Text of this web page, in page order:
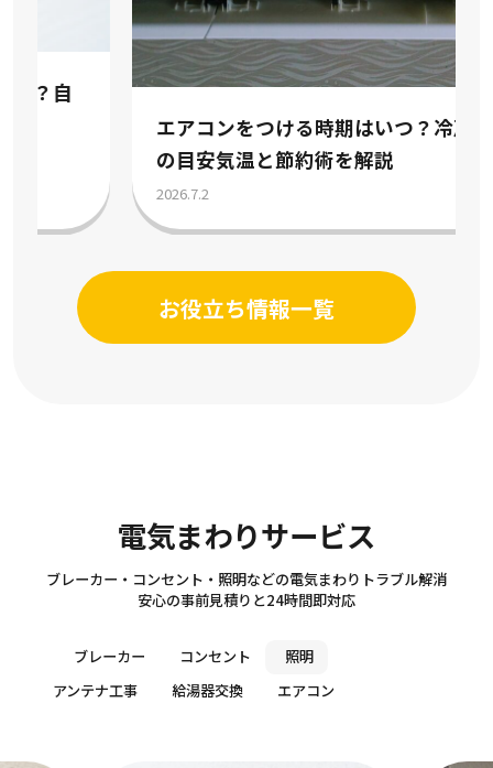
エアコンをつける時期はいつ？冷房暖房
の目安気温と節約術を解説
2026.7.2
お役立ち情報一覧
電気まわりサービス
Electricity
ブレーカー・コンセント・照明などの電気まわりトラブル解消
安心の事前見積りと24時間即対応
ブレーカー コンセント
照明
アンテナ工事
給湯器交換 エアコン